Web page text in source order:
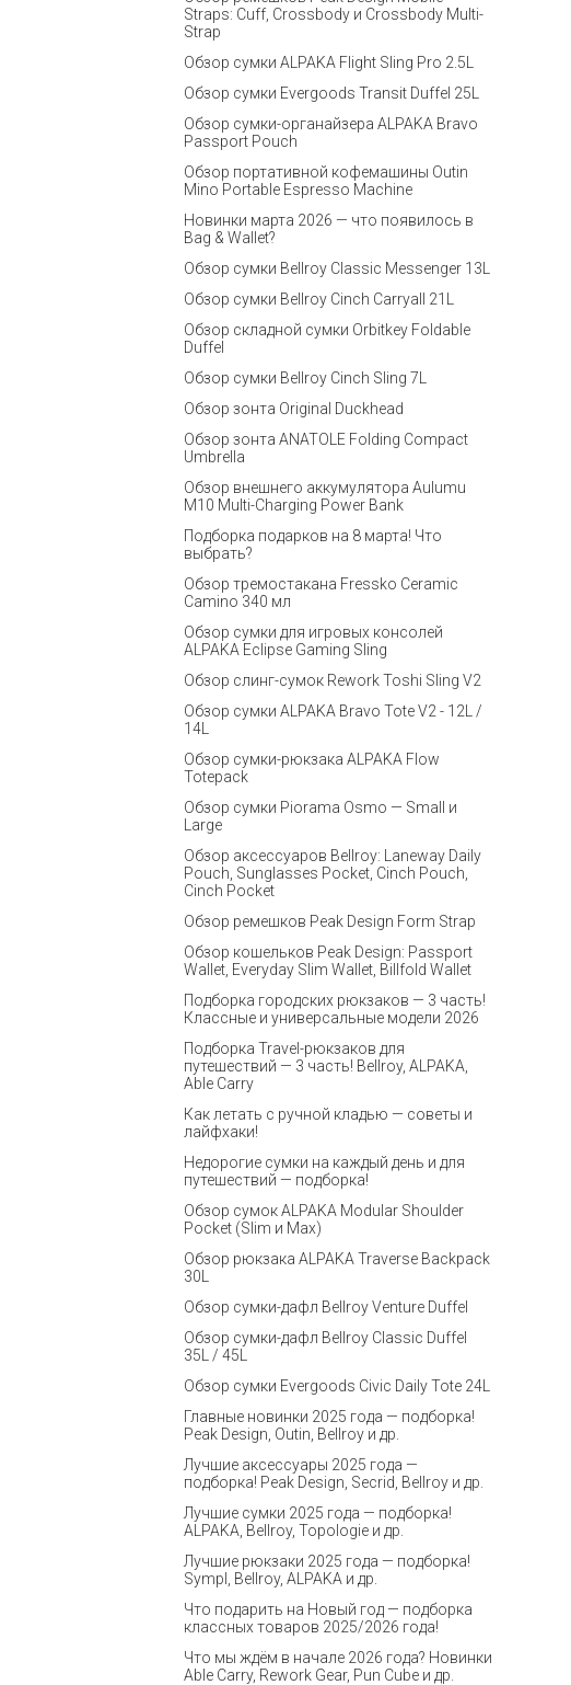
Straps: Cuff, Crossbody и Crossbody Multi-
Strap
Обзор сумки ALPAKA Flight Sling Pro 2.5L
Обзор сумки Evergoods Transit Duffel 25L
Обзор сумки-органайзера ALPAKA Bravo
Passport Pouch
Обзор портативной кофемашины Outin
Mino Portable Espresso Machine
Новинки марта 2026 — что появилось в
Bag & Wallet?
Обзор сумки Bellroy Classic Messenger 13L
Обзор сумки Bellroy Cinch Carryall 21L
Обзор складной сумки Orbitkey Foldable
Duffel
Обзор сумки Bellroy Cinch Sling 7L
Обзор зонта Original Duckhead
Обзор зонта ANATOLE Folding Compact
Umbrella
Обзор внешнего аккумулятора Aulumu
M10 Multi-Charging Power Bank
Подборка подарков на 8 марта! Что
выбрать?
Обзор тремостакана Fressko Ceramic
Camino 340 мл
Обзор сумки для игровых консолей
ALPAKA Eclipse Gaming Sling
Обзор слинг-сумок Rework Toshi Sling V2
Обзор сумки ALPAKA Bravo Tote V2 - 12L /
14L
Обзор сумки-рюкзака ALPAKA Flow
Totepack
Обзор сумки Piorama Osmo — Small и
Large
Обзор аксессуаров Bellroy: Laneway Daily
Pouch, Sunglasses Pocket, Cinch Pouch,
Cinch Pocket
Обзор ремешков Peak Design Form Strap
Обзор кошельков Peak Design: Passport
Wallet, Everyday Slim Wallet, Billfold Wallet
Подборка городских рюкзаков — 3 часть!
Классные и универсальные модели 2026
Подборка Travel-рюкзаков для
путешествий — 3 часть! Bellroy, ALPAKA,
Able Carry
Как летать с ручной кладью — советы и
лайфхаки!
Недорогие сумки на каждый день и для
путешествий — подборка!
Обзор сумок ALPAKA Modular Shoulder
Pocket (Slim и Max)
Обзор рюкзака ALPAKA Traverse Backpack
30L
Обзор сумки-дафл Bellroy Venture Duffel
Обзор сумки-дафл Bellroy Classic Duffel
35L / 45L
Обзор сумки Evergoods Civic Daily Tote 24L
Главные новинки 2025 года — подборка!
Peak Design, Outin, Bellroy и др.
Лучшие аксессуары 2025 года —
подборка! Peak Design, Secrid, Bellroy и др.
Лучшие сумки 2025 года — подборка!
ALPAKA, Bellroy, Topologie и др.
Лучшие рюкзаки 2025 года — подборка!
Sympl, Bellroy, ALPAKA и др.
Что подарить на Новый год — подборка
классных товаров 2025/2026 года!
Что мы ждём в начале 2026 года? Новинки
Able Carry, Rework Gear, Pun Cube и др.